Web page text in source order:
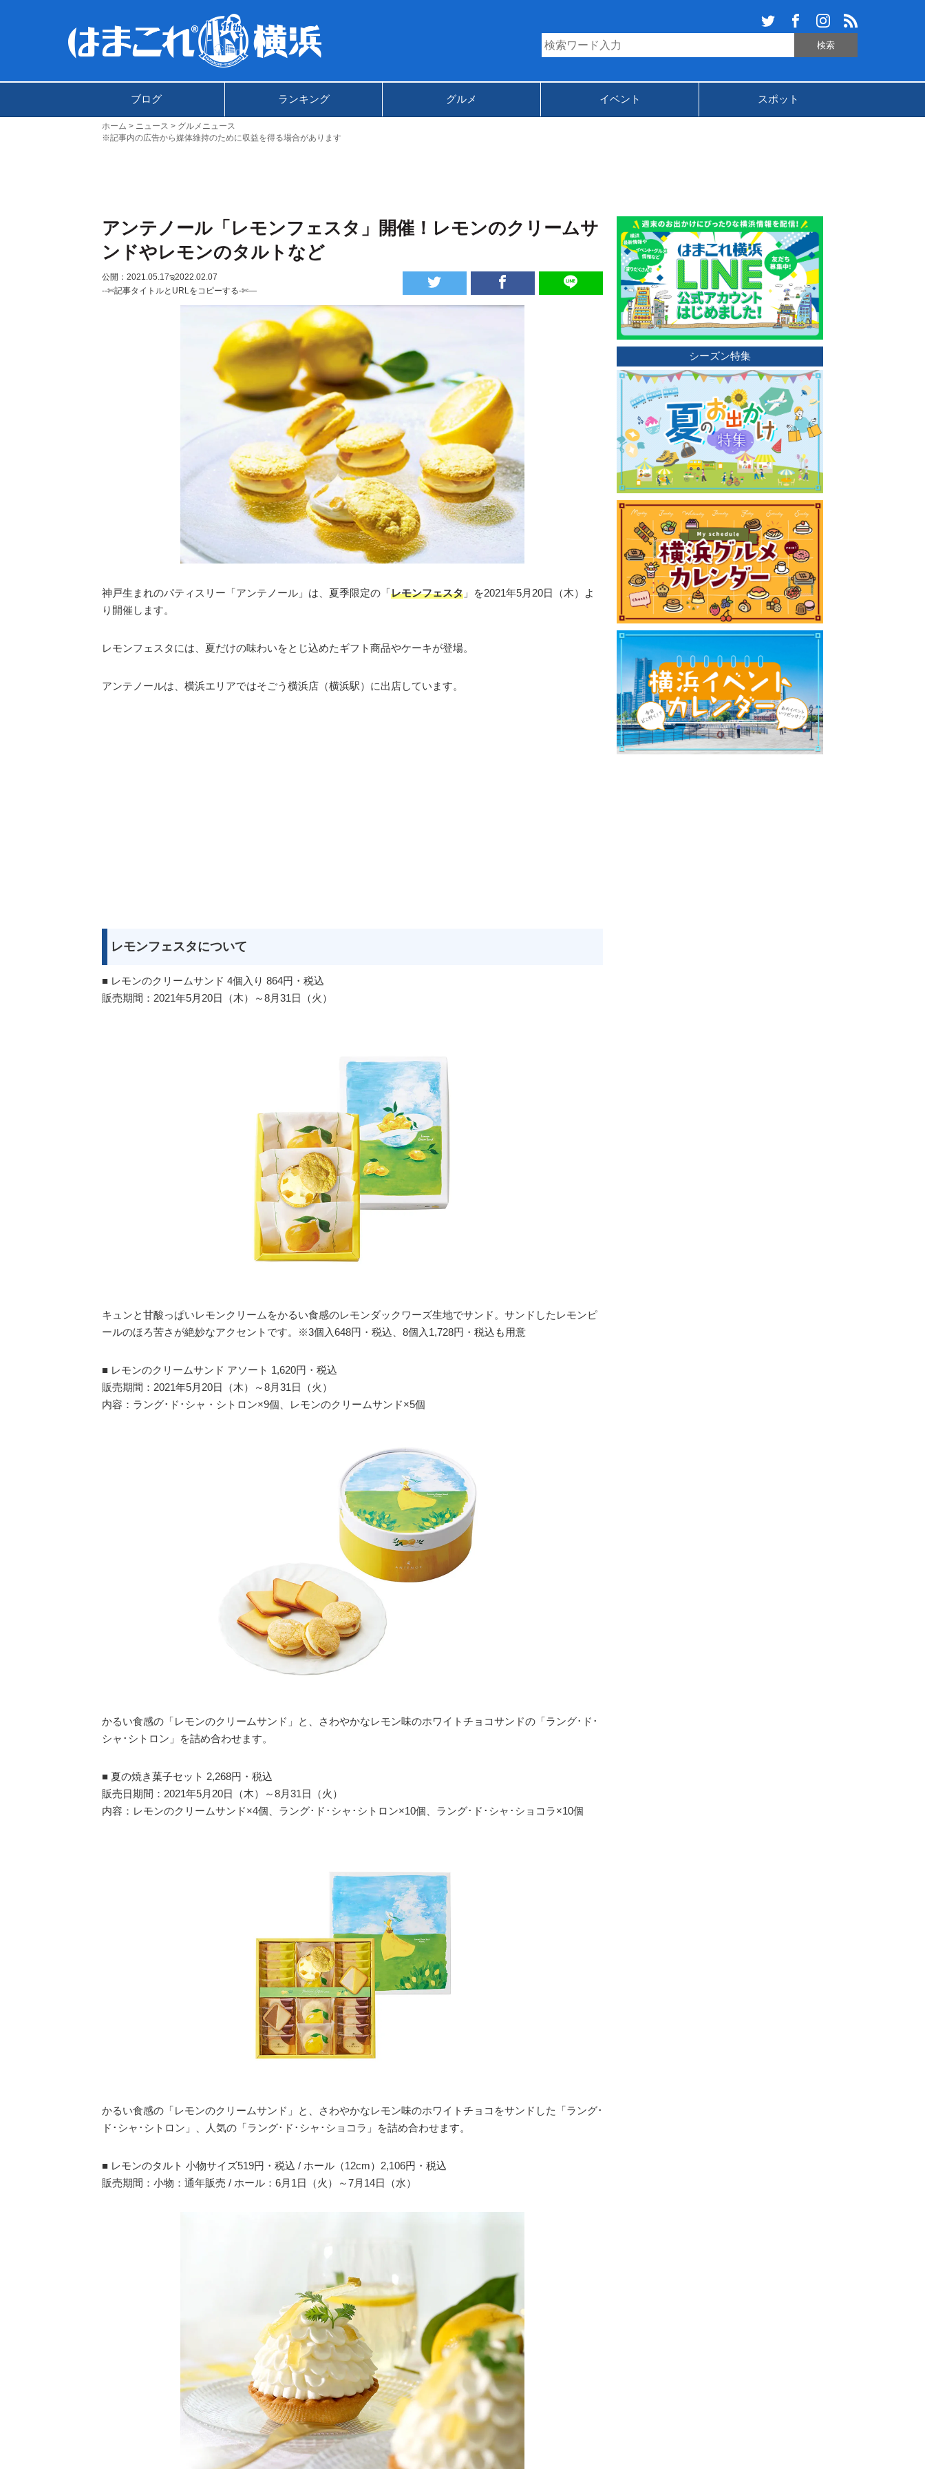
ブログ ランキング グルメ イベント スポット
ホーム ニュース
グルメニュース
※記事内の広告から媒体維持のために収益を得る場合があります
アンテノール「レモンフェスタ」開催！レモンのクリームサ
ンドやレモンのタルトなど
公開：2021.05.17ಇ2022.02.07
--✄記事タイトルとURLをコピーする-✄—
神戸生まれのパティスリー「アンテノール」は、夏季限定の「レモンフェスタ 」を2021年5月20日（木）よ
り開催します。
レモンフェスタには、夏だけの味わいをとじ込めたギフト商品やケーキが登場。
アンテノールは、横浜エリアではそごう横浜店（横浜駅）に出店しています。
レモンフェスタについて
■ レモンのクリームサンド 4個入り 864円・税込
販売期間：2021年5月20日（木）～8月31日（火）
キュンと甘酸っぱいレモンクリームをかるい食感のレモンダックワーズ生地でサンド。サンドしたレモンピ
ールのほろ苦さが絶妙なアクセントです。※3個入648円・税込、8個入1,728円・税込も用意
■ レモンのクリームサンド アソート 1,620円・税込
販売期間：2021年5月20日（木）～8月31日（火）
内容：ラング･ド･シャ・シトロン×9個、レモンのクリームサンド×5個
かるい食感の「レモンのクリームサンド」と、さわやかなレモン味のホワイトチョコサンドの「ラング･ド･
シャ･シトロン」を詰め合わせます。
■ 夏の焼き菓子セット 2,268円・税込
販売日期間：2021年5月20日（木）～8月31日（火）
内容：レモンのクリームサンド×4個、ラング･ド･シャ･シトロン×10個、ラング･ド･シャ･ショコラ×10個
かるい食感の「レモンのクリームサンド」と、さわやかなレモン味のホワイトチョコをサンドした「ラング･
ド･シャ･シトロン」、人気の「ラング･ド･シャ･ショコラ」を詰め合わせます。
■ レモンのタルト 小物サイズ519円・税込 / ホール（12cm）2,106円・税込
販売期間：小物：通年販売 / ホール：6月1日（火）～7月14日（水）
シーズン特集